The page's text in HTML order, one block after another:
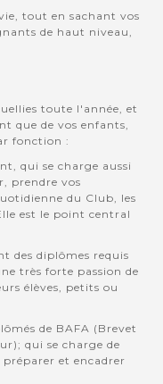
tout en sachant vos
de haut niveau,
toute l'année, et
que de vos enfants,
fonction :
qui se charge aussi
prendre vos
du Club, les
est le point central
des diplômes requis
très forte passion de
élèves, petits ou
de BAFA (Brevet
qui se charge de
et encadrer